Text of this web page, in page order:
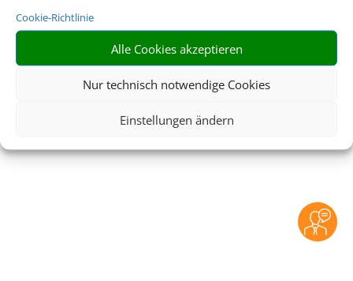
Cookie-Richtlinie
Alle Cookies akzeptieren
Nur technisch notwendige Cookies
Einstellungen ändern